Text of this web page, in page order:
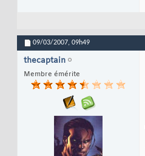
09/03/2007, 09h49
thecaptain
Membre émérite